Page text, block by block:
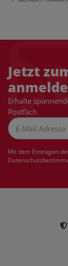
Jetzt
Erhalte
Postfach
Mit dem Eintragen